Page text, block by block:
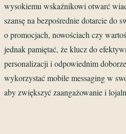
wysokiemu wskaźnikowi otwarć
szansę na bezpośrednie dotarcie do
o promocjach, nowościach czy
jednak pamiętać, że klucz do
personalizacji i odpowiednim
wykorzystać mobile messaging w
aby zwiększyć zaangażowanie i